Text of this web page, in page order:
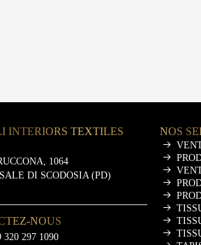
INTERIORS TEXTILES
1064
DI SCODOSIA (PD)
NOUS
320 297 1090
NOS